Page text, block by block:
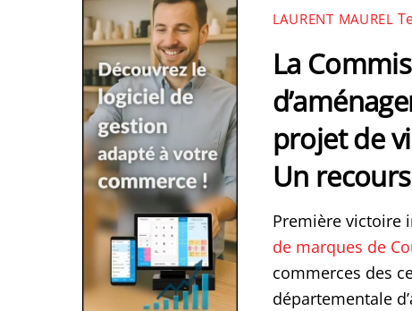
LAURENT MAUREL
La
projet de
Un
Première victoire
de marques de
commerces des
départementale